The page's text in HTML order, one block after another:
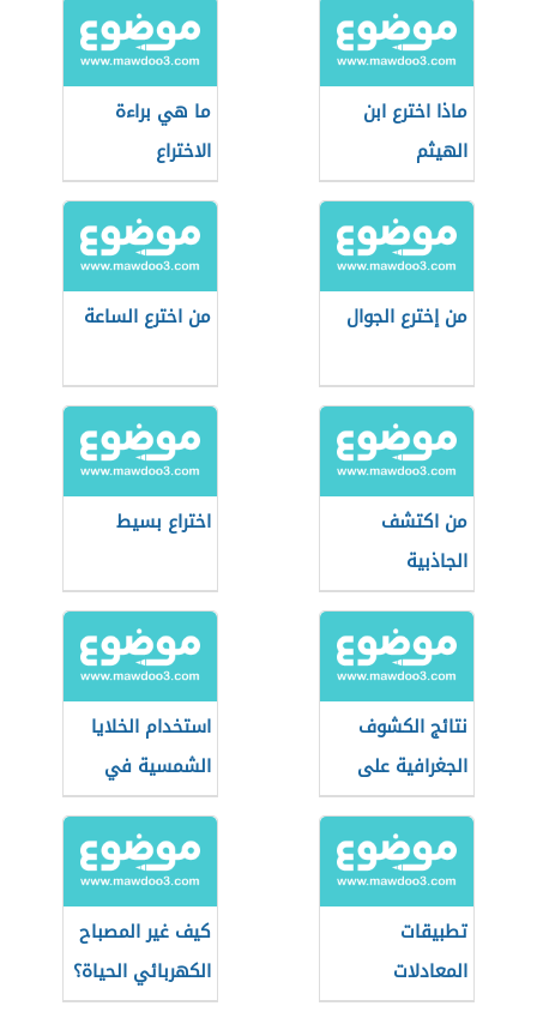
ماذا اخترع ابن
الهيثم
ما هي براءة
الاختراع
من إخترع الجوال من اخترع الساعة
من اكتشف
الجاذبية
اختراع بسيط
نتائج الكشوف
الجغرافية على
العالم الإسلامي
استخدام الخلايا
الشمسية في
القمر الصناعي
تطبيقات
المعادلات
التفاضلية في
كيف غير المصباح
الكهربائي الحياة؟